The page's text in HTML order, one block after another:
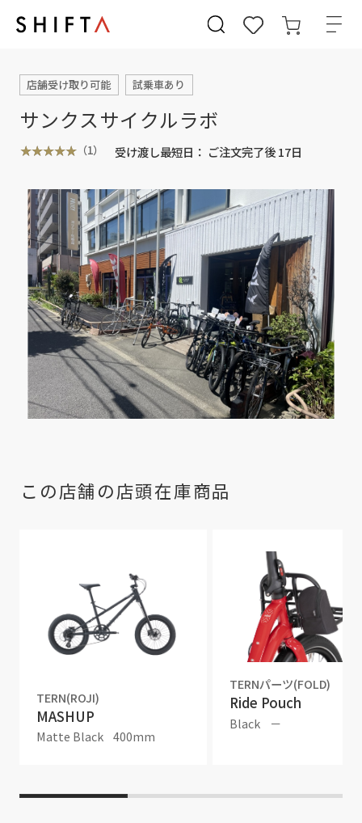
店舗受け取り可能 試乗車あり
サンクスサイクルラボ
（1） 受け渡し最短日： ご注文完了後 17日
この店舗の店頭在庫商品
TERN(ROJI)
MASHUP
Matte Black 400mm
TERNパーツ(FOLD)
Ride Pouch
Black －